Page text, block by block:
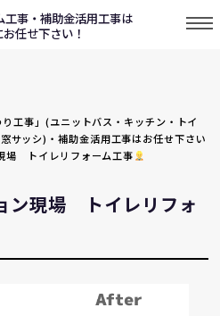
工事・補助金活用工事は
任せ下さい！
工事」(ユニットバス・キッチン・トイ
サッシ)・補助金活用工事はお任せ下さい
場 トイレリフォーム工事
ン現場 トイレリフォ